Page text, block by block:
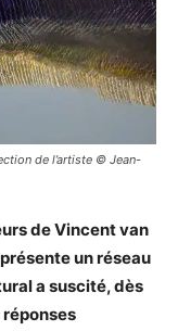
de l’artiste © Jean-
de Vincent van
un réseau
a suscité, dès
réponses